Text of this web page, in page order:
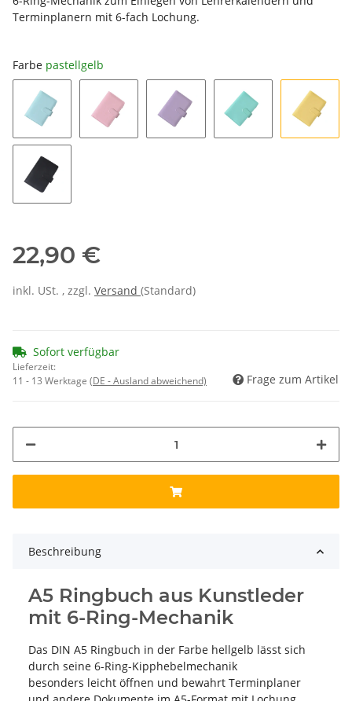
Terminplanern mit 6-fach Lochung.
Farbe pastellgelb
22,90 €
inkl. USt. , zzgl. Versand (Standard)
Sofort verfügbar
Lieferzeit:
11 - 13 Werktage (DE - Ausland abweichend) Frage zum Artikel
Beschreibung
A5 Ringbuch aus Kunstleder
mit 6-Ring-Mechanik
Das DIN A5 Ringbuch in der Farbe hellgelb lässt sich
durch seine 6-Ring-Kipphebelmechanik
besonders leicht öffnen und bewahrt Terminplaner